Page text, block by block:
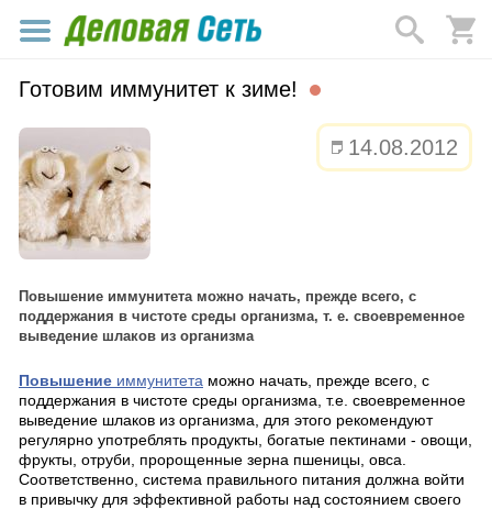
Готовим иммунитет к зиме!
14.08.2012
Повышение иммунитета можно начать, прежде всего, с
поддержания в чистоте среды организма, т. е. своевременное
выведение шлаков из организма
Повышение иммунитета можно начать, прежде всего, с
поддержания в чистоте среды организма, т.е. своевременное
выведение шлаков из организма, для этого рекомендуют
регулярно употреблять продукты, богатые пектинами - овощи,
фрукты, отруби, пророщенные зерна пшеницы, овса.
Соответственно, система правильного питания должна войти
в привычку для эффективной работы над состоянием своего